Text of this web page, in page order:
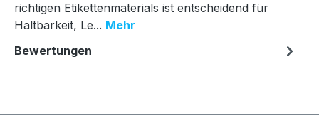
richtigen Etikettenmaterials ist entscheidend für
Haltbarkeit, Le... Mehr
Bewertungen